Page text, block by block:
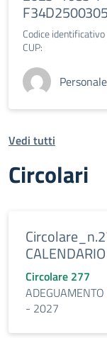
Codice
CUP:
Vedi tutti
Circolari
Circolare 277
- 2027